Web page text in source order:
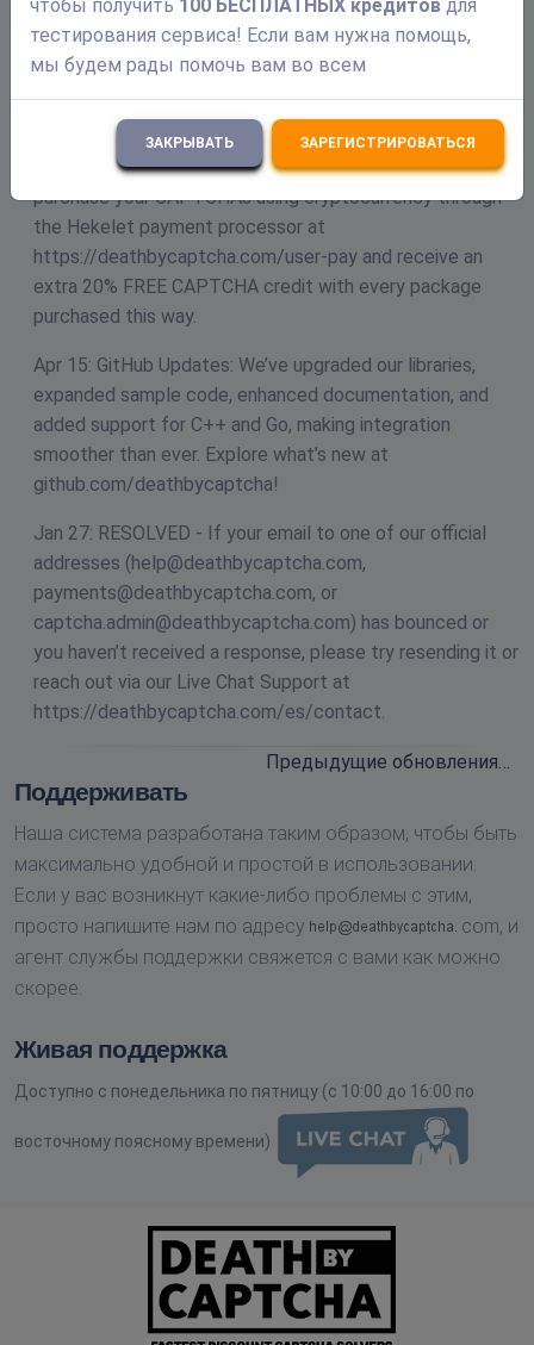
ДОСТУПНЫ РАСШИРЕНИЯ БРАУЗЕРА
Обновления
May 13: Crypto payments got better! You can now
purchase your CAPTCHAs using cryptocurrency through
the Hekelet payment processor at
https://deathbycaptcha.com/user-pay and receive an
extra 20% FREE CAPTCHA credit with every package
purchased this way.
Apr 15: GitHub Updates: We’ve upgraded our libraries,
expanded sample code, enhanced documentation, and
added support for C++ and Go, making integration
smoother than ever. Explore what’s new at
github.com/deathbycaptcha!
Jan 27: RESOLVED - If your email to one of our official
addresses (help@deathbycaptcha.com,
payments@deathbycaptcha.com, or
captcha.admin@deathbycaptcha.com) has bounced or
you haven’t received a response, please try resending it or
reach out via our Live Chat Support at
https://deathbycaptcha.com/es/contact.
Предыдущие обновления…
Поддерживать
Наша система разработана таким образом, чтобы быть
максимально удобной и простой в использовании.
Если у вас возникнут какие-либо проблемы с этим,
просто напишите нам по адресу
com, и
агент службы поддержки свяжется с вами как можно
скорее.
Живая поддержка
Доступно с понедельника по пятницу (с 10:00 до 16:00 по
восточному поясному времени)
чтобы получить 100 БЕСПЛАТНЫХ кредитов для
тестирования сервиса! Если вам нужна помощь,
мы будем рады помочь вам во всем
ЗАКРЫВАТЬ ЗАРЕГИСТРИРОВАТЬСЯ